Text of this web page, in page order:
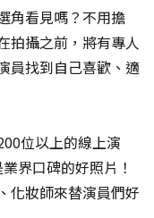
角看見嗎？不用擔
拍攝之前，將有專人
員找到自己喜歡、適
位以上的線上演
界口碑的好照片！
化妝師來替演員們好